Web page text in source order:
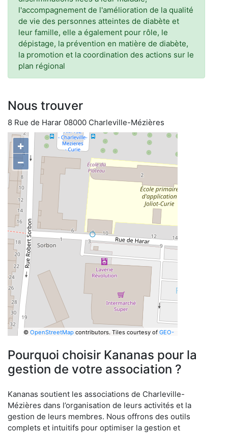
l'accompagnement de l'amélioration de la qualité
de vie des personnes atteintes de diabète et
leur famille, elle a également pour rôle, le
dépistage, la prévention en matière de diabète,
la promotion et la coordination des actions sur le
plan régional
Nous trouver
8 Rue de Harar 08000 Charleville-Mézières
+
−
© OpenStreetMapcontributors. Tiles courtesy of GEO-
Pourquoi choisir Kananas pour la
gestion de votre association ?
Kananas soutient les associations de Charleville-
Mézières dans l’organisation de leurs activités et la
gestion de leurs membres. Nous offrons des outils
complets et intuitifs pour optimiser la gestion et